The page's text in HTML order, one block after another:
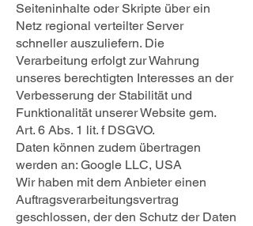
Seiteninhalte oder Skripte über ein
Netz regional verteilter Server
schneller auszuliefern. Die
Verarbeitung erfolgt zur Wahrung
unseres berechtigten Interesses an der
Verbesserung der Stabilität und
Funktionalität unserer Website gem.
Art. 6 Abs. 1 lit. f DSGVO.
Daten können zudem übertragen
werden an: Google LLC, USA
Wir haben mit dem Anbieter einen
Auftragsverarbeitungsvertrag
geschlossen, der den Schutz der Daten